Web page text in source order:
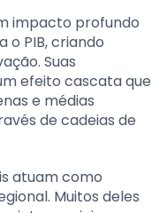
impacto profundo
o PIB, criando
Suas
efeito cascata que
e médias
de cadeias de
atuam como
Muitos deles